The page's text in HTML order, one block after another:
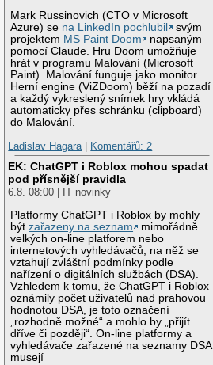
Mark Russinovich (CTO v Microsoft
Azure) se na LinkedIn pochlubil
svým
projektem MS Paint Doom
napsaným
pomocí Claude. Hru Doom umožňuje
hrát v programu Malování (Microsoft
Paint). Malování funguje jako monitor.
Herní engine (ViZDoom) běží na pozadí
a každý vykreslený snímek hry vkládá
automaticky přes schránku (clipboard)
do Malování.
Ladislav Hagara
Komentářů: 2
EK: ChatGPT i Roblox mohou spadat
pod přísnější pravidla
6.8. 08:00 | IT novinky
Platformy ChatGPT i Roblox by mohly
býtzařazeny na seznam
mimořádně
velkých on-line platforem nebo
internetových vyhledávačů, na něž se
vztahují zvláštní podmínky podle
nařízení o digitálních službách (DSA).
Vzhledem k tomu, že ChatGPT i Roblox
oznámily počet uživatelů nad prahovou
hodnotou DSA, je toto označení
„rozhodně možné“ a mohlo by „přijít
dříve či později“. On-line platformy a
vyhledávače zařazené na seznamy DSA
musejí